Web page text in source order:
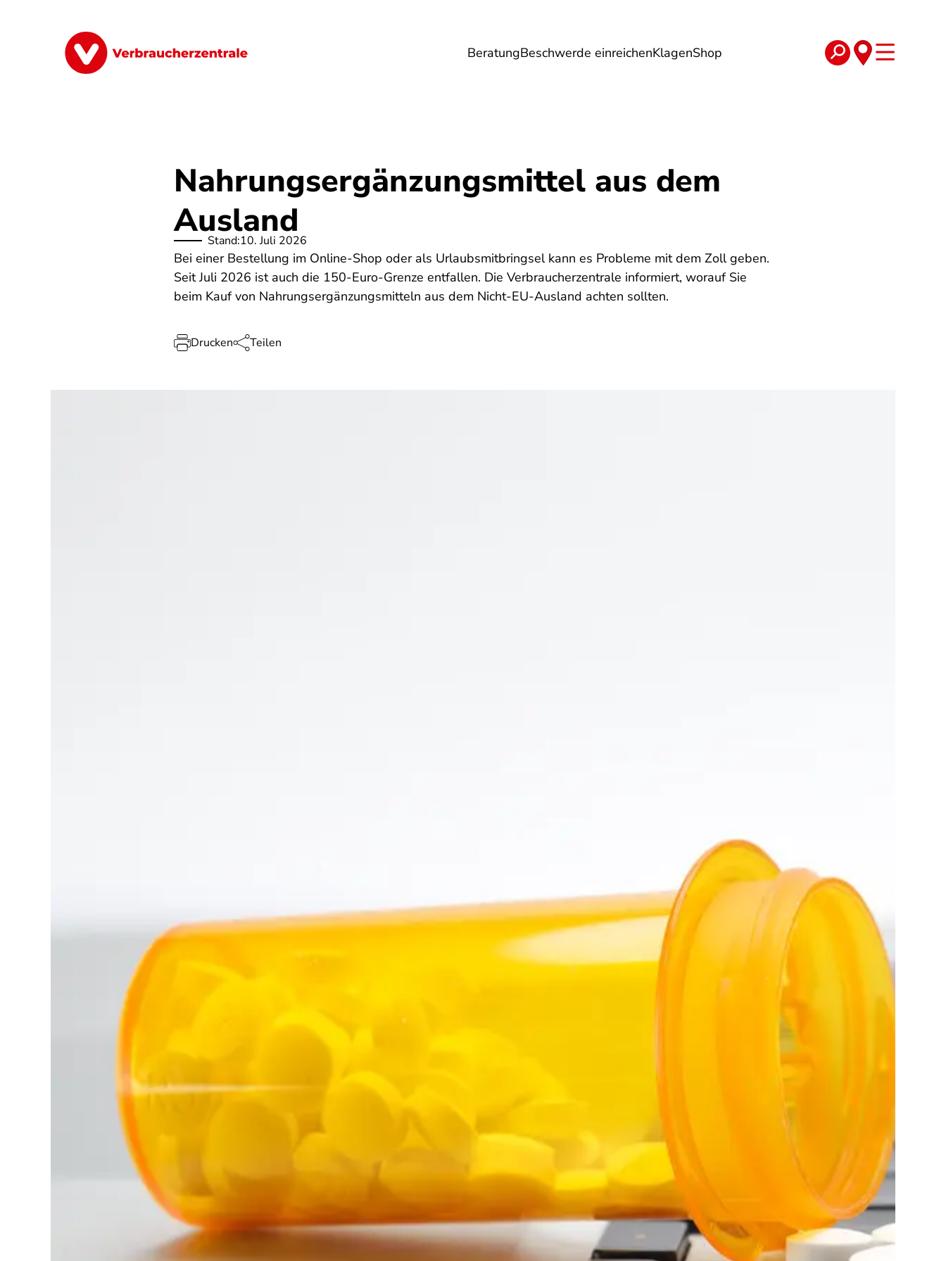
BeratungBeschwerde einreichenKlagenShop
Finanzen Digitales Lebensmittel Gesundheit Energie Reise Verträge
Nahrungsergänzungsmittel aus dem
Ausland
Stand:10. Juli 2026
Bei einer Bestellung im Online-Shop oder als Urlaubsmitbringsel kann es Probleme mit dem Zoll geben.
Seit Juli 2026 ist auch die 150-Euro-Grenze entfallen. Die Verbraucherzentrale informiert, worauf Sie
beim Kauf von Nahrungsergänzungsmitteln aus dem Nicht-EU-Ausland achten sollten.
Drucken Teilen